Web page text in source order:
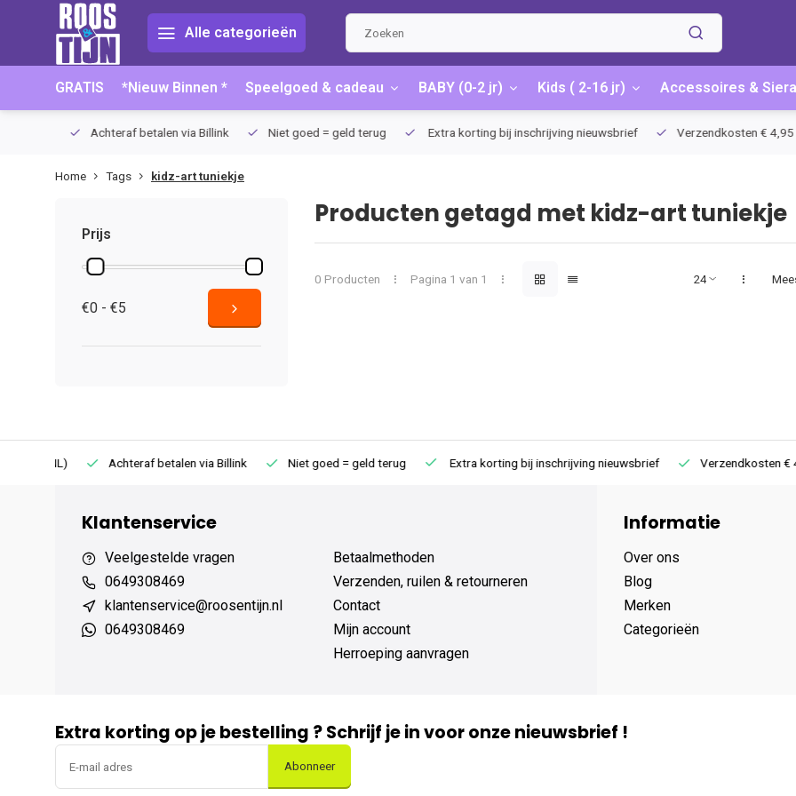
Alle categorieën
GRATIS *Nieuw Binnen * Speelgoed & cadeau BABY (0-2 jr) Kids ( 2-16 jr) Accessoires &
Achteraf betalen via Billink Niet goed = geld terug Extra korting bij inschrijving nieuwsbrief Verzendkosten € 4,95 /
Home Tags kidz-art tuniekje
Prijs
€0 - €5
Producten getagd met kidz-art tuniekje
0 Producten Pagina 1 van 1
Achteraf betalen via Billink Niet goed = geld terug Extra korting bij inschrijving nieuwsbrief Verzendkosten € 4,95
Klantenservice
Veelgestelde vragen
0649308469
klantenservice@roosentijn.nl
0649308469
Betaalmethoden
Verzenden, ruilen & retourneren
Contact
Mijn account
Herroeping aanvragen
Informatie
Over ons
Blog
Merken
Categorieën
Extra korting op je bestelling ? Schrijf je in voor onze nieuwsbrief !
Abonneer